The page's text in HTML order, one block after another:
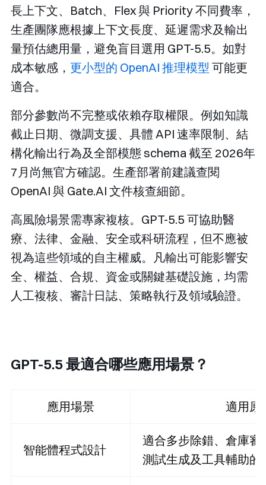
長上下文、Batch、Flex 與 Priority 不同費率，
生產團隊應根據上下文長度、延遲需求及輸出
量預估總用量，避免盲目選用 GPT-5.5。如對
成本敏感， 更小型的 OpenAI 推理模型 可能更
適合。
部分參數尚不完整或依賴存取權限。例如知識
截止日期、微調支援、具體 API 速率限制、結
構化輸出行為及全部模態 schema 截至 2026年
7月尚無官方確認。生產部署前建議查閱
OpenAI 與 Gate.AI 文件核查細節。
高風險場景需專家複核。GPT-5.5 可協助醫
療、法律、金融、安全或科研流程，但不應被
視為這些領域的自主權威。凡輸出可能影響安
全、權益、合規、資金或關鍵基礎設施，均需
人工複核、審計日誌、策略執行及領域驗證。
GPT-5.5 最適合哪些應用場景？
應用場景 適用原
智能體程式設計
適合多步除錯、倉庫審
測試生成及工具輔助的